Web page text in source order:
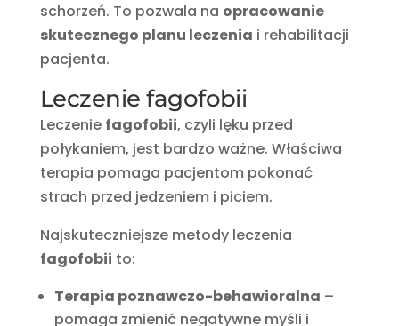
schorzeń. To pozwala na opracowanie
skutecznego planu leczenia i rehabilitacji
pacjenta.
Leczenie fagofobii
Leczenie fagofobii, czyli lęku przed
połykaniem, jest bardzo ważne. Właściwa
terapia pomaga pacjentom pokonać
strach przed jedzeniem i piciem.
Najskuteczniejsze metody leczenia
fagofobii to:
Terapia poznawczo-behawioralna –
pomaga zmienić negatywne myśli i